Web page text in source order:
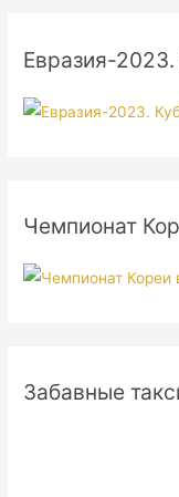
Евразия-
Чемпионат
Забавные